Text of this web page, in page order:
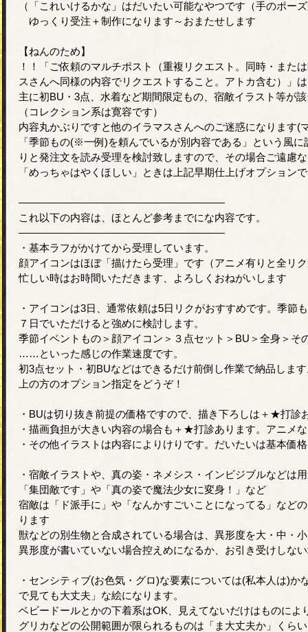
（「これいけるかな」はだいたい可能なやつです（手のポー
ゆっくり受注＋制作になります～おまたせします
【ねんのため】
！！「ご依頼のマルチポスト（重複リクエスト。同時・また
スさんへ同様の内容でリクエストすること。アトカ含む）」
主に初BU・3点、水着など期間限定もの、宿敵イラスト等が
（コレクション系は寛容です）
内容丸かぶりですと他のイラマスさんへのご迷惑になります(
「季節もの(※一例)を頼んでいるが別内容である」という風
りと発注文を読み受理を検討致しますので、その場合ご遠慮
「めっちゃはやくほしい」ときは上記早期仕上げオプション
――――――――――――――――――――
これ以下の内容は、ほとんど参考までにな内容です。
――――――――――――――――――――
・基本ラフがかけてから受理しています。
顔アイコンはほぼ「描けたら受理」です（アニメ有りと全リ
忙しい時はお時間いただきます、よろしくおねがいします
・アイコンは3日、通常依頼は5日リクがおすすめです。季節
７日でいただけると強めに検討します。
季節イベントもの＞顔アイコン＞３点セット＞BU＞全身＞そ
……といった感じの作業速度です。
初3点セット・初BUなどはできるだけ前倒し作業で納品しま
上の方のオプション指定をどうぞ！
・BUは切り抜き前提の価格ですので、描き下ろしは＋★打診
・描画負担が大きい内容の場合も＋★打診あります。アニメ
・その他イラストは内容によりけりです。だいたいは基本価
・宿敵イラストや、真の姿・ネメシス・インビジブルなどは
「集団敵です」や「真の姿で魔法少女に変身！」など
宿敵は「ド派手に」や「なんかすごいことになってる」など
ります
獣などの別生物と合成されている場合は、異形度を大・中・
異形度が書いていない場合控えめになるか、お引き受けしな
・センシティブ(お色気・グロ)な要素については(私本人は)か
で見ても大丈夫」な絵になります。
ベビードールとかの下着系はOK、見えてないだけはものによ
グリカなどの公開範囲が限られるものは「ま大丈夫か」くら